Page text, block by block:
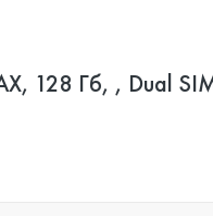
128 Гб, , Dual